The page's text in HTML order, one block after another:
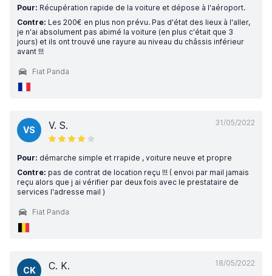
Pour: Récupération rapide de la voiture et dépose à l'aéroport.
Contre: Les 200€ en plus non prévu. Pas d'état des lieux à l'aller,
je n'ai absolument pas abimé la voiture (en plus c'était que 3
jours) et ils ont trouvé une rayure au niveau du châssis inférieur
avant !!!
Fiat Panda
31/05/2022
VS V. S.
Pour: démarche simple et rrapide , voiture neuve et propre
Contre: pas de contrat de location reçu !!! ( envoi par mail jamais
reçu alors que j ai vérifier par deux fois avec le prestataire de
services l'adresse mail )
Fiat Panda
18/05/2022
CK C. K.